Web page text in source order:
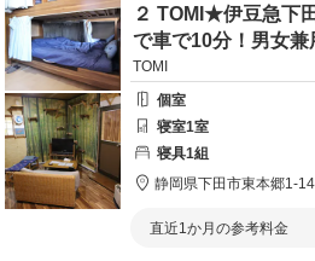
２ TOMI★伊豆急下
で車で10分！男女兼
TOMI
個室
寝室1室
寝具1組
静岡県下田市東本郷1-
直近1か月の参考料金